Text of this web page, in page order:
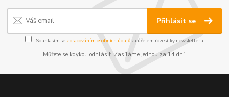
Přihlásit se
Souhlasím se zpracováním osobních údajůza účelem rozesílky newsletteru.
Můžete se kdykoli odhlásit. Zasíláme jednou za 14 dní.